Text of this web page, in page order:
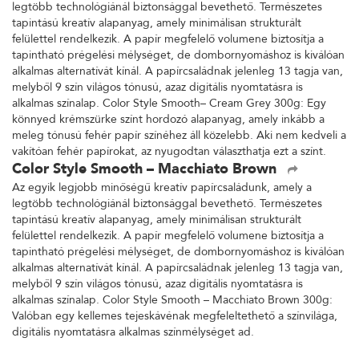
legtöbb technológiánál biztonsággal bevethető. Természetes
tapintású kreatív alapanyag, amely minimálisan strukturált
felülettel rendelkezik. A papír megfelelő volumene biztosítja a
tapintható prégelési mélységet, de dombornyomáshoz is kiválóan
alkalmas alternatívát kínál. A papírcsaládnak jelenleg 13 tagja van,
melyből 9 szín világos tónusú, azaz digitális nyomtatásra is
alkalmas színalap. Color Style Smooth– Cream Grey 300g: Egy
könnyed krémszürke színt hordozó alapanyag, amely inkább a
meleg tónusú fehér papír színéhez áll közelebb. Aki nem kedveli a
vakítóan fehér papírokat, az nyugodtan választhatja ezt a színt.
Color Style Smooth – Macchiato Brown
Az egyik legjobb minőségű kreatív papírcsaládunk, amely a
legtöbb technológiánál biztonsággal bevethető. Természetes
tapintású kreatív alapanyag, amely minimálisan strukturált
felülettel rendelkezik. A papír megfelelő volumene biztosítja a
tapintható prégelési mélységet, de dombornyomáshoz is kiválóan
alkalmas alternatívát kínál. A papírcsaládnak jelenleg 13 tagja van,
melyből 9 szín világos tónusú, azaz digitális nyomtatásra is
alkalmas színalap. Color Style Smooth – Macchiato Brown 300g:
Valóban egy kellemes tejeskávénak megfeleltethető a színvilága,
digitális nyomtatásra alkalmas színmélységet ad.